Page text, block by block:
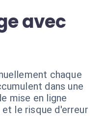
avec
chaque
dans une
mise en ligne
le risque d'erreur